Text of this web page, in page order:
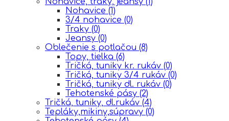
Nohavice (1)
3/4 nohavice (0)
Traky (0)
Jeansy (0)
Oblečenie s potlačou (8)
Topy, tielka (6)
Tričká, tuniky kr. rukáv (0)
Tričká, tuniky 3/4 rukáv (0)
Tričká, tuniky dl. rukáv (0)
Tehotenské pásy (2)
Tričká, tuniky, dl.rukáv (4)
Tepláky,mikiny,súpravy (0)